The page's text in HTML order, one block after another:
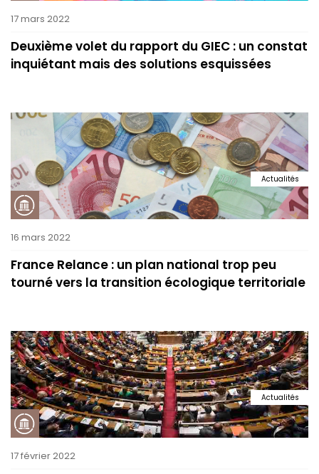
17 mars 2022
Deuxième volet du rapport du GIEC : un constat
inquiétant mais des solutions esquissées
Actualités
16 mars 2022
France Relance : un plan national trop peu
tourné vers la transition écologique territoriale
Actualités
17 février 2022